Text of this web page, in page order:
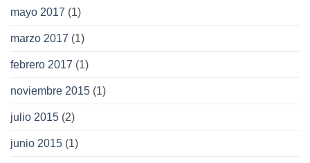
mayo 2017 (1)
marzo 2017 (1)
febrero 2017 (1)
noviembre 2015 (1)
julio 2015 (2)
junio 2015 (1)